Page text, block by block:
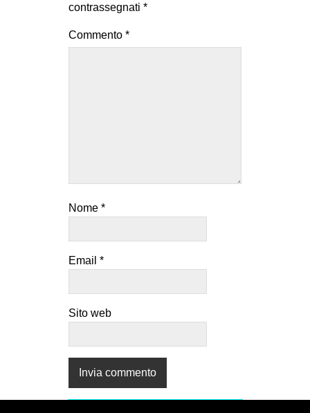
contrassegnati *
Commento *
Nome *
Email *
Sito web